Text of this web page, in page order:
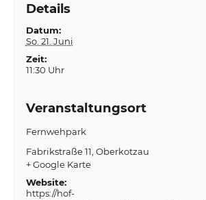
Details
Datum:
So. 21. Juni
Zeit:
11:30 Uhr
Veranstaltungsort
Fernwehpark
Fabrikstraße 11 Oberkotzau
+ Google Karte
Website:
https://hof-